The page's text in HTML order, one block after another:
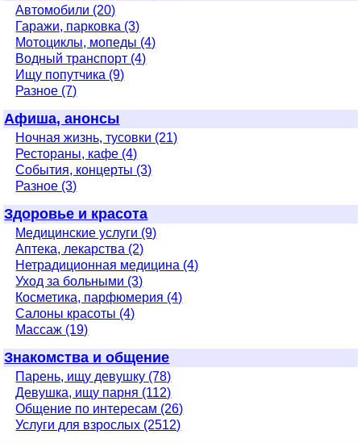
Автомобили (20)
Гаражи, парковка (3)
Мотоциклы, мопеды (4)
Водный транспорт (4)
Ищу попутчика (9)
Разное (7)
Афиша, анонсы
Ночная жизнь, тусовки (21)
Рестораны, кафе (4)
События, концерты (3)
Разное (3)
Здоровье и красота
Медицинские услуги (9)
Аптека, лекарства (2)
Нетрадиционная медицина (4)
Уход за больными (3)
Косметика, парфюмерия (4)
Салоны красоты (4)
Массаж (19)
Знакомства и общение
Парень, ищу девушку (78)
Девушка, ищу парня (112)
Общение по интересам (26)
Услуги для взрослых (2512)